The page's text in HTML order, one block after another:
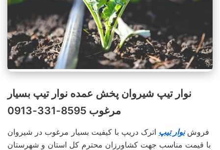
نوار تیپ شیروان پخش عمده نوار تیپ بسیار
مرغوب 8595-331-0913
فروشنوار تیپ اترک دریپ با کیفیت بسیار مرغوب در شیروان
با قیمت مناسب جهت کشاورزان محترم کل استان و شهرستان